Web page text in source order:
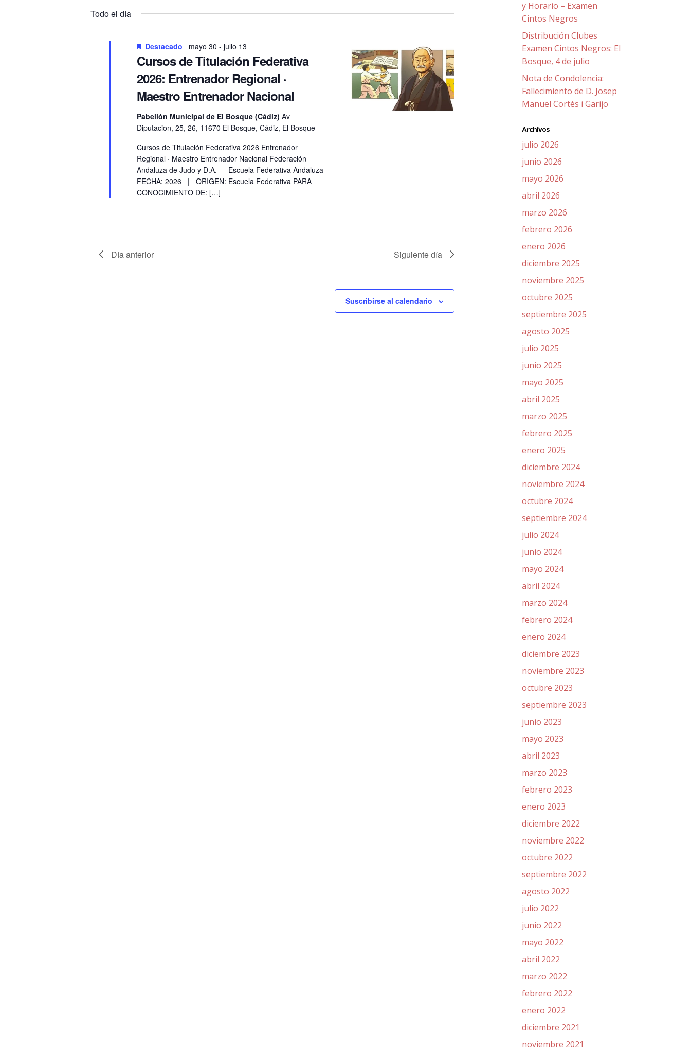
la
clave.
Todo el día
Cursos de Titulación Federativa
2026: Entrenador Regional ·
Maestro Entrenador Nacional
Destacado mayo 30 -julio 13
Pabellón Municipal de El Bosque (Cádiz)Av
Diputacion, 25, 26, 11670 El Bosque, Cádiz, El Bosque
Cursos de Titulación Federativa 2026 Entrenador
Regional · Maestro Entrenador Nacional Federación
Andaluza de Judo y D.A. — Escuela Federativa Andaluza
FECHA: 2026 | ORIGEN: Escuela Federativa PARA
CONOCIMIENTO DE: […]
Día anterior Siguiente día
Suscribirse al calendario
y Horario – Examen
Cintos Negros
Distribución Clubes
Examen Cintos Negros: El
Bosque, 4 de julio
Nota de Condolencia:
Fallecimiento de D. Josep
Manuel Cortés i Garijo
Archivos
julio 2026
junio 2026
mayo 2026
abril 2026
marzo 2026
febrero 2026
enero 2026
diciembre 2025
noviembre 2025
octubre 2025
septiembre 2025
agosto 2025
julio 2025
junio 2025
mayo 2025
abril 2025
marzo 2025
febrero 2025
enero 2025
diciembre 2024
noviembre 2024
octubre 2024
septiembre 2024
julio 2024
junio 2024
mayo 2024
abril 2024
marzo 2024
febrero 2024
enero 2024
diciembre 2023
noviembre 2023
octubre 2023
septiembre 2023
junio 2023
mayo 2023
abril 2023
marzo 2023
febrero 2023
enero 2023
diciembre 2022
noviembre 2022
octubre 2022
septiembre 2022
agosto 2022
julio 2022
junio 2022
mayo 2022
abril 2022
marzo 2022
febrero 2022
enero 2022
diciembre 2021
noviembre 2021